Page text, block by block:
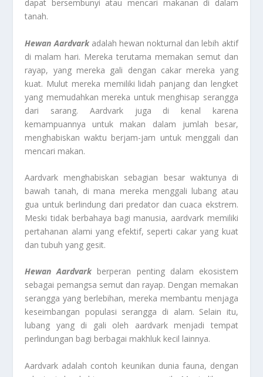
dapat bersembunyi atau mencari makanan di dalam
tanah.
Hewan Aardvarkadalah hewan nokturnal dan lebih aktif
di malam hari. Mereka terutama memakan semut dan
rayap, yang mereka gali dengan cakar mereka yang
kuat. Mulut mereka memiliki lidah panjang dan lengket
yang memudahkan mereka untuk menghisap serangga
dari sarang. Aardvark juga di kenal karena
kemampuannya untuk makan dalam jumlah besar,
menghabiskan waktu berjam-jam untuk menggali dan
mencari makan.
Aardvark menghabiskan sebagian besar waktunya di
bawah tanah, di mana mereka menggali lubang atau
gua untuk berlindung dari predator dan cuaca ekstrem.
Meski tidak berbahaya bagi manusia, aardvark memiliki
pertahanan alami yang efektif, seperti cakar yang kuat
dan tubuh yang gesit.
Hewan Aardvarkberperan penting dalam ekosistem
sebagai pemangsa semut dan rayap. Dengan memakan
serangga yang berlebihan, mereka membantu menjaga
keseimbangan populasi serangga di alam. Selain itu,
lubang yang di gali oleh aardvark menjadi tempat
perlindungan bagi berbagai makhluk kecil lainnya.
Aardvark adalah contoh keunikan dunia fauna, dengan